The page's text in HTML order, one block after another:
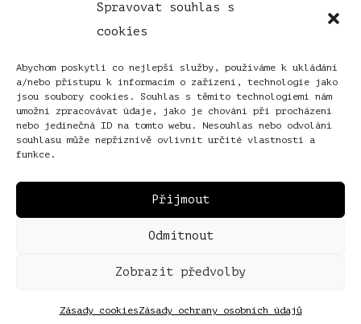
Spravovat souhlas s
cookies
Abychom poskytli co nejlepší služby, používáme k ukládání
a/nebo přístupu k informacím o zařízení, technologie jako
jsou soubory cookies. Souhlas s těmito technologiemi nám
umožní zpracovávat údaje, jako je chování při procházení
nebo jedinečná ID na tomto webu. Nesouhlas nebo odvolání
souhlasu může nepříznivě ovlivnit určité vlastnosti a
funkce.
Přijmout
Odmítnout
Zobrazit předvolby
Zásady cookiesZásady ochrany osobních údajů
vítala jsi nás s usměvavou
tváří. Uhladila sis vlasy a
zeptala ses, jestli nejsi
rozcuchána. Opravdu nevím,
jak jsi to dělala, ale přála
bych si vstávat z postele tak
upravená jako ty....
Přečíst
© Jana Poncarová, 2026.